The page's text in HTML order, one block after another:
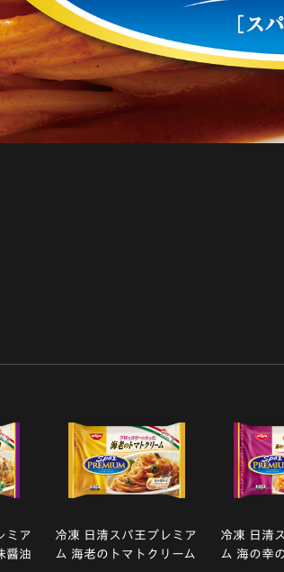
ミア
醤油
冷凍 日清スパ王プレミア
ム 海老のトマトクリーム
冷凍 日清
ム 海の幸